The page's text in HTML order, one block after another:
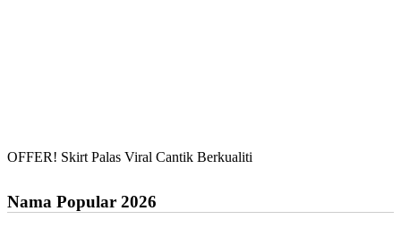
OFFER! Skirt Palas Viral Cantik Berkualiti
Nama Popular 2026